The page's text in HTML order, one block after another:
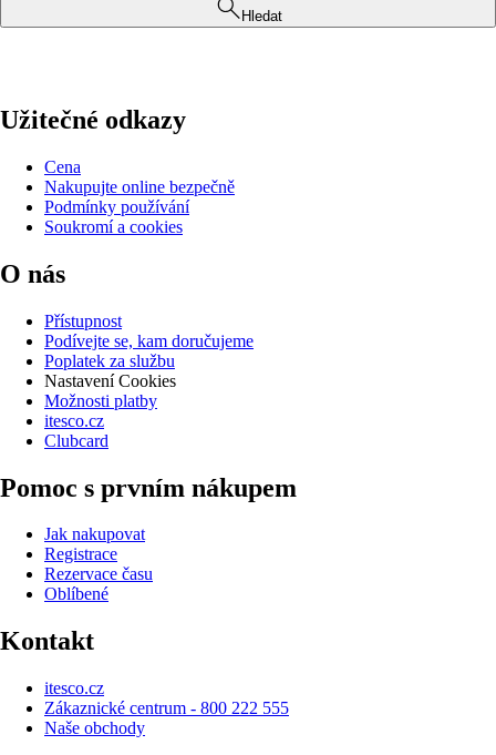
Hledat
Užitečné odkazy
Cena
Nakupujte online bezpečně
Podmínky používání
Soukromí a cookies
O nás
Přístupnost
Podívejte se, kam doručujeme
Poplatek za službu
Nastavení Cookies
Možnosti platby
itesco.cz
Clubcard
Pomoc s prvním nákupem
Jak nakupovat
Registrace
Rezervace času
Oblíbené
Kontakt
itesco.cz
Zákaznické centrum - 800 222 555
Naše obchody